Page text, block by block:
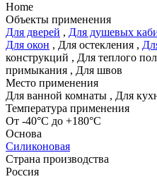
Home
Объекты применения
Для дверей , Для душевых
Для окон , Для остекления ,
конструкций , Для теплого
примыкания , Для швов
Место применения
Для ванной комнаты , Для
Температура применения
От -40°С до +180°С
Основа
Силиконовая
Страна производства
Россия